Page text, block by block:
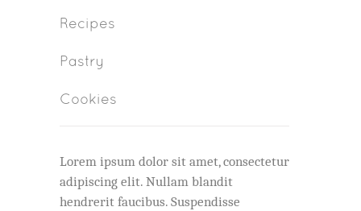
Recipes
Pastry
Cookies
Lorem ipsum dolor sit amet, consectetur
adipiscing elit. Nullam blandit
hendrerit faucibus. Suspendisse